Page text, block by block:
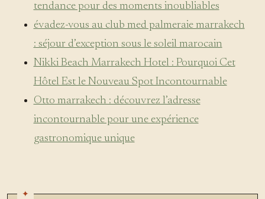
tendance pour des moments inoubliables
évadez-vous au club med palmeraie marrakech
: séjour d’exception sous le soleil marocain
Nikki Beach Marrakech Hotel : Pourquoi Cet
Hôtel Est le Nouveau Spot Incontournable
Otto marrakech : découvrez l’adresse
incontournable pour une expérience
gastronomique unique